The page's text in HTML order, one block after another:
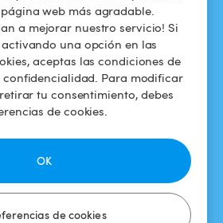
web más agradable.
a mejorar nuestro servicio! Si
una opción en las
aceptas las condiciones de
confidencialidad. Para modificar
tu consentimiento, debes
de cookies.
de cookies
OK
Para los
Alquilar mi
piscina
¿Cómo funciona?
Condiciones de
uso
Política de
confidencialidad
Aviso legal